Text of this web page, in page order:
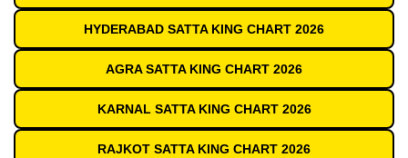
HYDERABAD SATTA KING CHART 2026
AGRA SATTA KING CHART 2026
KARNAL SATTA KING CHART 2026
RAJKOT SATTA KING CHART 2026